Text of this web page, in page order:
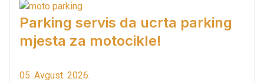
Parking servis da ucrta parking
mjesta za motocikle!
05. Avgust. 2026.